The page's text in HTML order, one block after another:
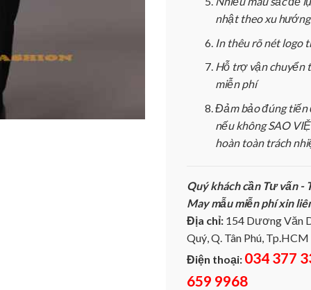
nhật theo xu
In thêu rõ nét logo
Hỗ trợ vận chuyển
miễn phí
Đảm bảo đúng tiến
nếu không SAO
hoàn toàn trách
Quý khách cần Tư vấn -
May mẫu miễn phí xin
Địa chỉ: 154 Dương Văn
Quý, Q. Tân Phú, Tp.HCM
Điện thoại: 034 377
659 9968